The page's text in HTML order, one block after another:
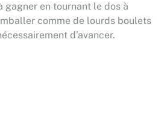
gagner en tournant le dos à
comme de lourds boulets
d’avancer.